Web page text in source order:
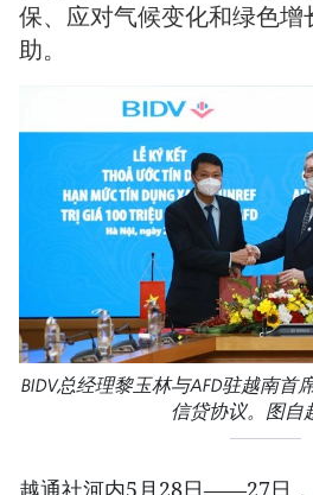
保、应对气候变化和绿色增
助。
BIDV总经理黎玉林与AFD驻越南首
信贷协议。图自
越通社河内5月28日——27日